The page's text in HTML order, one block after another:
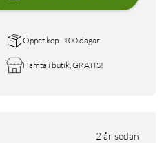
Öppet köp i 100 dagar
Hämta i butik, GRATIS!
2 år sedan